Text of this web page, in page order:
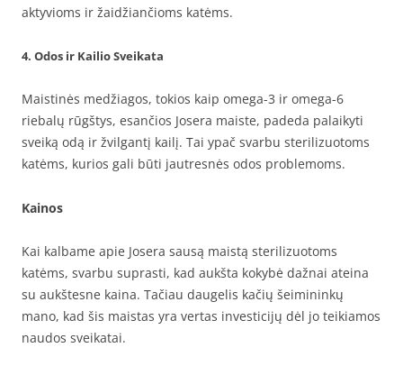
aktyvioms ir žaidžiančioms katėms.
4. Odos ir Kailio Sveikata
Maistinės medžiagos, tokios kaip omega-3 ir omega-6
riebalų rūgštys, esančios Josera maiste, padeda palaikyti
sveiką odą ir žvilgantį kailį. Tai ypač svarbu sterilizuotoms
katėms, kurios gali būti jautresnės odos problemoms.
Kainos
Kai kalbame apie Josera sausą maistą sterilizuotoms
katėms, svarbu suprasti, kad aukšta kokybė dažnai ateina
su aukštesne kaina. Tačiau daugelis kačių šeimininkų
mano, kad šis maistas yra vertas investicijų dėl jo teikiamos
naudos sveikatai.